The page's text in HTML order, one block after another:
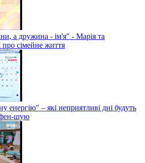
а дружина - ім'я" - Марія та
сімейне життя
енергію" – які неприятливі дні будуть
фен-шую